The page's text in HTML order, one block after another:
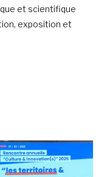
et scientifique
exposition et